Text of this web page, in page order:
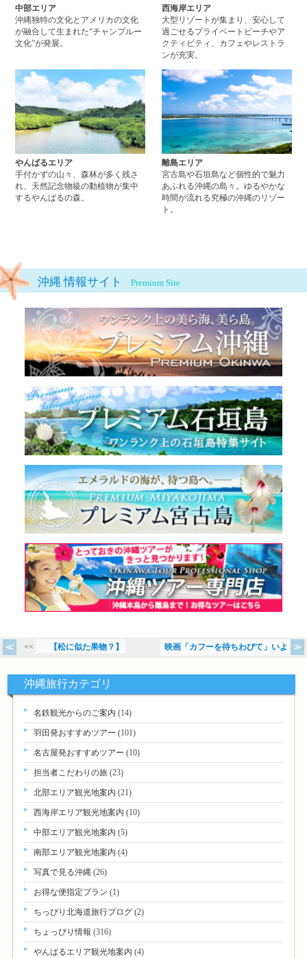
中部エリア
沖縄独特の文化とアメリカの文化
が融合して生まれた“チャンプルー
文化”が発展。
西海岸エリア
大型リゾートが集まり、安心して
過ごせるプライベートビーチやア
クティビティ、カフェやレストラ
ンが充実。
やんばるエリア
手付かずの山々、森林が多く残さ
れ、天然記念物級の動植物が集中
するやんばるの森。
やんばるエリアページへ
離島エリア
宮古島や石垣島など個性的で魅力
あふれる沖縄の島々。ゆるやかな
時間が流れる究極の沖縄のリゾー
ト。
沖縄 情報サイト Premium Site
<< 【松に似た果物？】
映画「カフーを待ちわびて」いよ
沖縄旅行カテゴリ
名鉄観光からのご案内 (14)
羽田発おすすめツアー (101)
名古屋発おすすめツアー (10)
担当者こだわりの旅 (23)
北部エリア観光地案内 (21)
西海岸エリア観光地案内 (10)
中部エリア観光地案内 (5)
南部エリア観光地案内 (4)
写真で見る沖縄 (26)
お得な便指定プラン (1)
ちっぴり北海道旅行ブログ (2)
ちょっぴり情報 (316)
やんばるエリア観光地案内 (4)